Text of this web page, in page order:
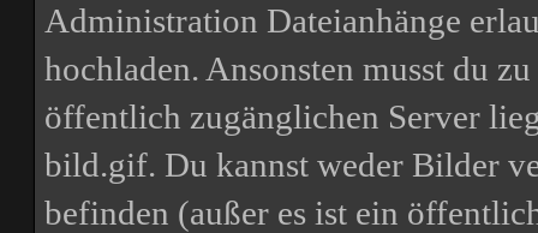
Administration Dateianhänge
hochladen. Ansonsten musst du
öffentlich zugänglichen Server
bild.gif. Du kannst weder Bilder
befinden (außer es ist ein